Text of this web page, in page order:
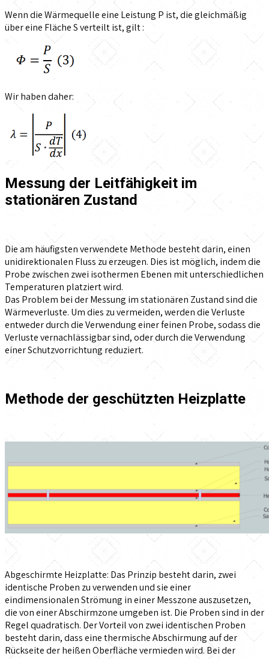
Wenn die Wärmequelle eine Leistung P ist, die gleichmäßig
über eine Fläche S verteilt ist, gilt :
Wir haben daher:
Messung der Leitfähigkeit im
stationären Zustand
Die am häufigsten verwendete Methode besteht darin, einen
unidirektionalen Fluss zu erzeugen. Dies ist möglich, indem die
Probe zwischen zwei isothermen Ebenen mit unterschiedlichen
Temperaturen platziert wird.
Das Problem bei der Messung im stationären Zustand sind die
Wärmeverluste. Um dies zu vermeiden, werden die Verluste
entweder durch die Verwendung einer feinen Probe, sodass die
Verluste vernachlässigbar sind, oder durch die Verwendung
einer Schutzvorrichtung reduziert.
Methode der geschützten Heizplatte
Abgeschirmte Heizplatte: Das Prinzip besteht darin, zwei
identische Proben zu verwenden und sie einer
eindimensionalen Strömung in einer Messzone auszusetzen,
die von einer Abschirmzone umgeben ist. Die Proben sind in der
Regel quadratisch. Der Vorteil von zwei identischen Proben
besteht darin, dass eine thermische Abschirmung auf der
Rückseite der heißen Oberfläche vermieden wird. Bei der